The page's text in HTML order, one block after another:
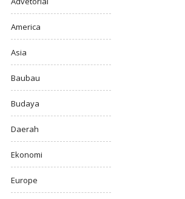
America
Asia
Baubau
Budaya
Daerah
Ekonomi
Europe